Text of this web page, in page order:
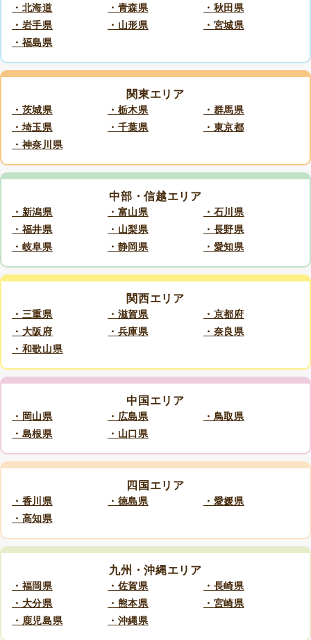
・北海道 ・青森県
・秋田県
・岩手県
・山形県
・宮城県
・福島県
関東エリア
・茨城県 ・栃木県
・群馬県
・埼玉県
・千葉県
・東京都
・神奈川県
中部・信越エリア
・新潟県 ・富山県
・石川県
・福井県
・山梨県
・長野県
・岐阜県
・静岡県 ・愛知県
関西エリア
・三重県 ・滋賀県
・京都府
・大阪府
・兵庫県
・奈良県
・和歌山県
中国エリア
・岡山県 ・広島県
・鳥取県
・島根県
・山口県
四国エリア
・香川県 ・徳島県
・愛媛県
・高知県
九州・沖縄エリア
・福岡県 ・佐賀県
・長崎県
・大分県
・熊本県
・宮崎県
・鹿児島県
・沖縄県